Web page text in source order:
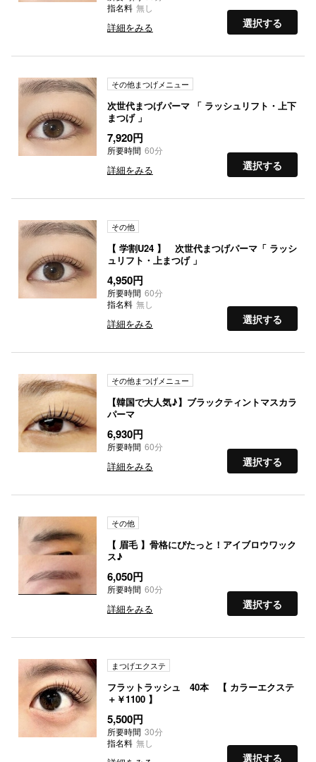
指名料 無し
詳細をみる 選択する
その他まつげメニュー
次世代まつげパーマ 「 ラッシュリフト・上下
まつげ 」
7,920円
所要時間 60分
詳細をみる 選択する
その他
【 学割U24 】 次世代まつげパーマ「 ラッシ
ュリフト・上まつげ 」
4,950円
所要時間 60分
指名料 無し
詳細をみる 選択する
その他まつげメニュー
【韓国で大人気♪】ブラックティントマスカラ
パーマ
6,930円
所要時間 60分
詳細をみる 選択する
その他
【 眉毛 】骨格にぴたっと！アイブロウワック
ス♪
6,050円
所要時間 60分
詳細をみる 選択する
まつげエクステ
フラットラッシュ 40本 【 カラーエクステ
＋￥1100 】
5,500円
所要時間 30分
指名料 無し
選択する